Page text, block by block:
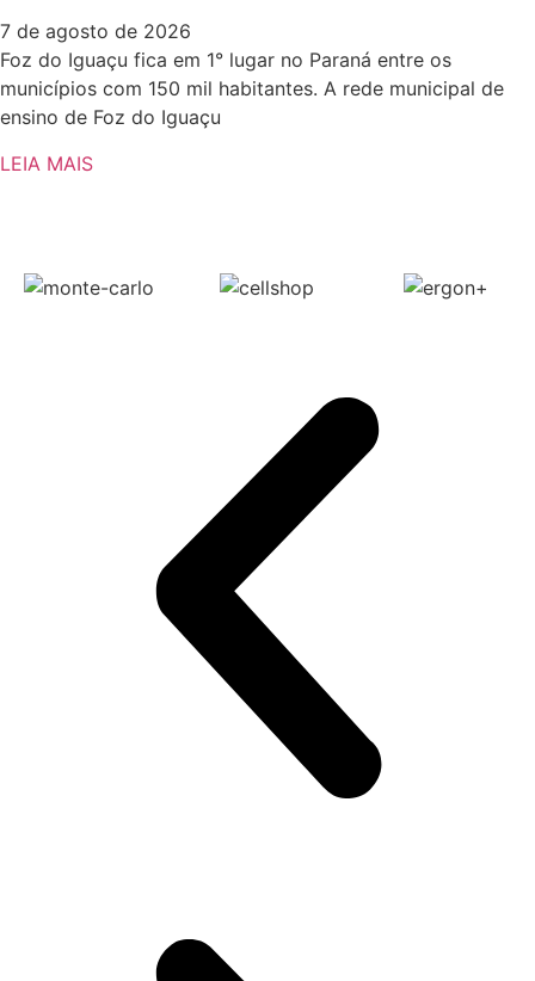
7 de agosto de 2026
Foz do Iguaçu fica em 1° lugar no Paraná entre os
municípios com 150 mil habitantes. A rede municipal de
ensino de Foz do Iguaçu
LEIA MAIS